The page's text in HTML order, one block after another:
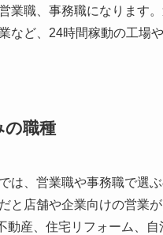
業職、事務職になります
など、24時間稼動の工場
の職種
は、営業職や事務職で選
と店舗や企業向けの営業
動産、住宅リフォーム、